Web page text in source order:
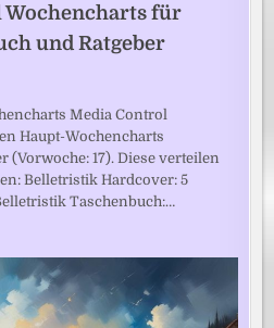
Wochencharts für
und Ratgeber
Media Control
Haupt-Wochencharts
(Vorwoche: 17). Diese verteilen
Belletristik Hardcover: 5
Taschenbuch:…